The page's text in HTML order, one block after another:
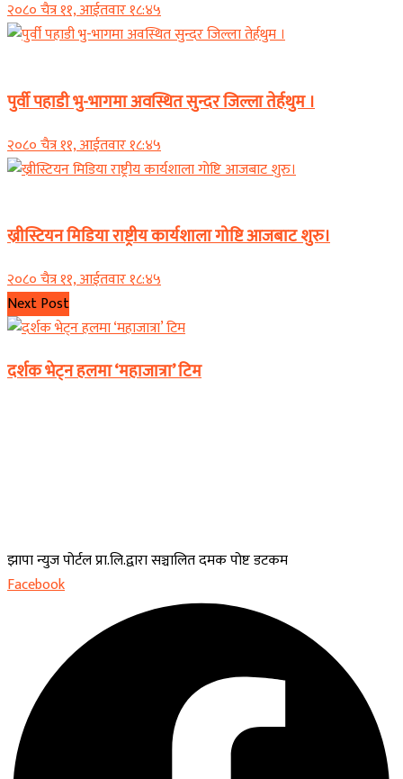
२०८० चैत्र ११, आईतवार १८:४५
पुर्वी पहाडी भु-भागमा अवस्थित सुन्दर जिल्ला तेर्हथुम ।
२०८० चैत्र ११, आईतवार १८:४५
ख्रीस्टियन मिडिया राष्ट्रीय कार्यशाला गोष्टि आजबाट शुरु।
२०८० चैत्र ११, आईतवार १८:४५
Next Post
दर्शक भेट्न हलमा ‘महाजात्रा’ टिम
झापा न्युज पोर्टल प्रा.लि.द्वारा सञ्चालित दमक पोष्ट डटकम
Facebook